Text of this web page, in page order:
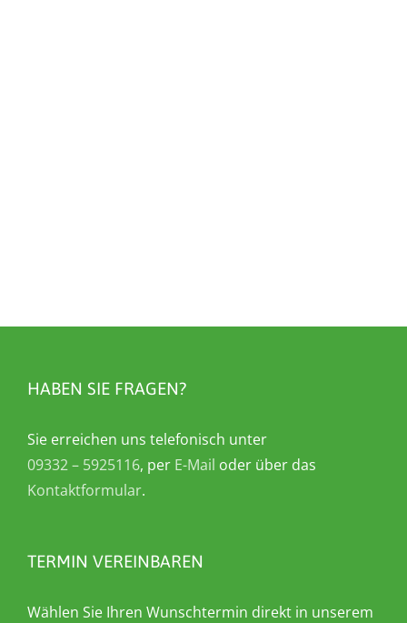
HABEN SIE FRAGEN?
Sie erreichen uns telefonisch unter
09332 – 5925116, per E-Mail oder über das
Kontaktformular.
TERMIN VEREINBAREN
Wählen Sie Ihren Wunschtermin direkt in unserem